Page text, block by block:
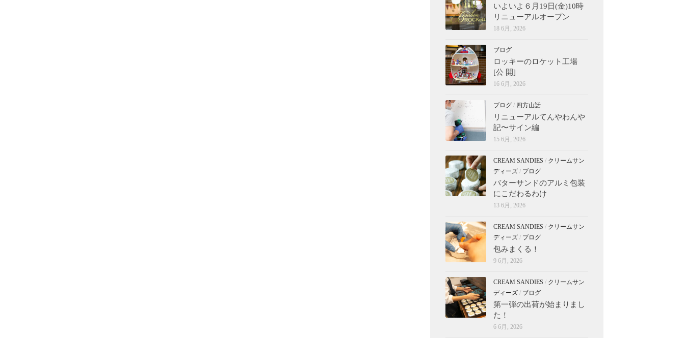
いよいよ６月19日(金)10時
リニューアルオープン
18 6月, 2026
ブログ
ロッキーのロケット工場
[公 開]
16 6月, 2026
ブログ / 四方山話
リニューアルてんやわんや
記〜サイン編
15 6月, 2026
CREAM SANDIES / クリームサン
ディーズ / ブログ
バターサンドのアルミ包装
にこだわるわけ
13 6月, 2026
CREAM SANDIES / クリームサン
ディーズ / ブログ
包みまくる！
9 6月, 2026
CREAM SANDIES / クリームサン
ディーズ / ブログ
第一弾の出荷が始まりまし
た！
6 6月, 2026